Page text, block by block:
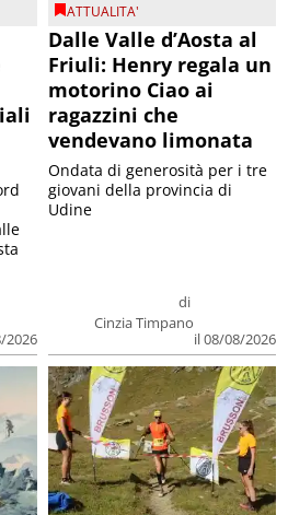
2026
ATTUALITA'
Dalle Valle d’Aosta al
Friuli: Henry regala un
motorino Ciao ai
ragazzini che
vendevano limonata
di
Cinzia Timpano
il 08/08/2026
Ondata di generosità per i tre
giovani della provincia di
Udine